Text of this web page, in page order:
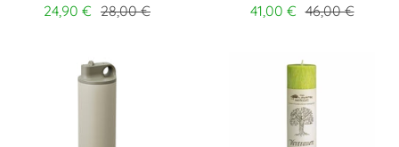
24,90 € 28,00 €
41,00 € 46,00 €